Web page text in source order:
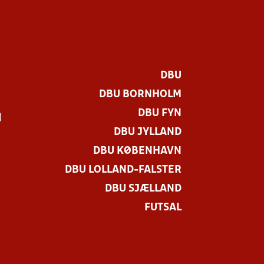
DBU
DBU BORNHOLM
DBU FYN
DBU JYLLAND
DBU KØBENHAVN
DBU LOLLAND-FALSTER
DBU SJÆLLAND
FUTSAL